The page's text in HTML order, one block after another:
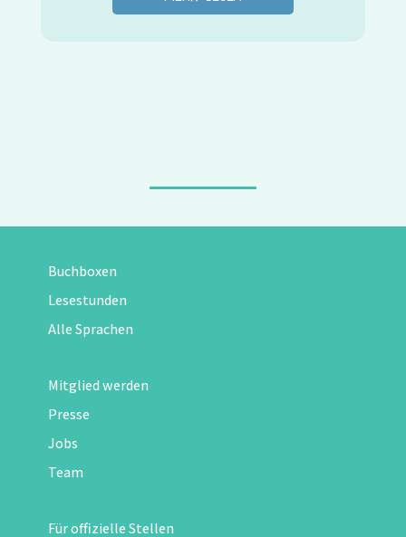
Buchboxen
Lesestunden
Alle Sprachen
Mitglied werden
Presse
Jobs
Team
Für offizielle Stellen